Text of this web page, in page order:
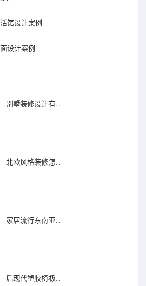
馆设计案例
设计案例
别墅装修设计有...
北欧风格装修怎...
家居流行东南亚...
后现代塑胶椅极...